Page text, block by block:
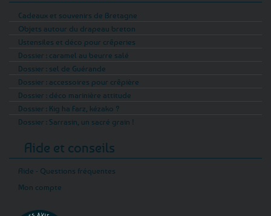
Cadeaux et souvenirs de Bretagne
Objets autour du drapeau breton
Ustensiles et déco pour crêperies
Dossier : caramel au beurre salé
Dossier : sel de Guérande
Dossier : accessoires pour crêpière
Dossier : déco marinière attitude
Dossier : Kig ha Farz, kézako ?
Dossier : Sarrasin, un sacré grain !
Aide et conseils
Aide - Questions fréquentes
Mon compte